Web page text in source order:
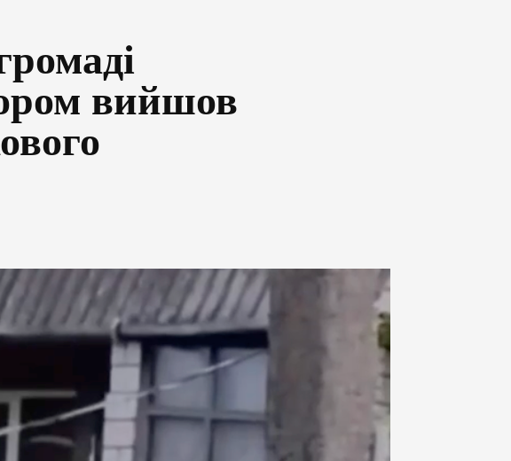
вийшов